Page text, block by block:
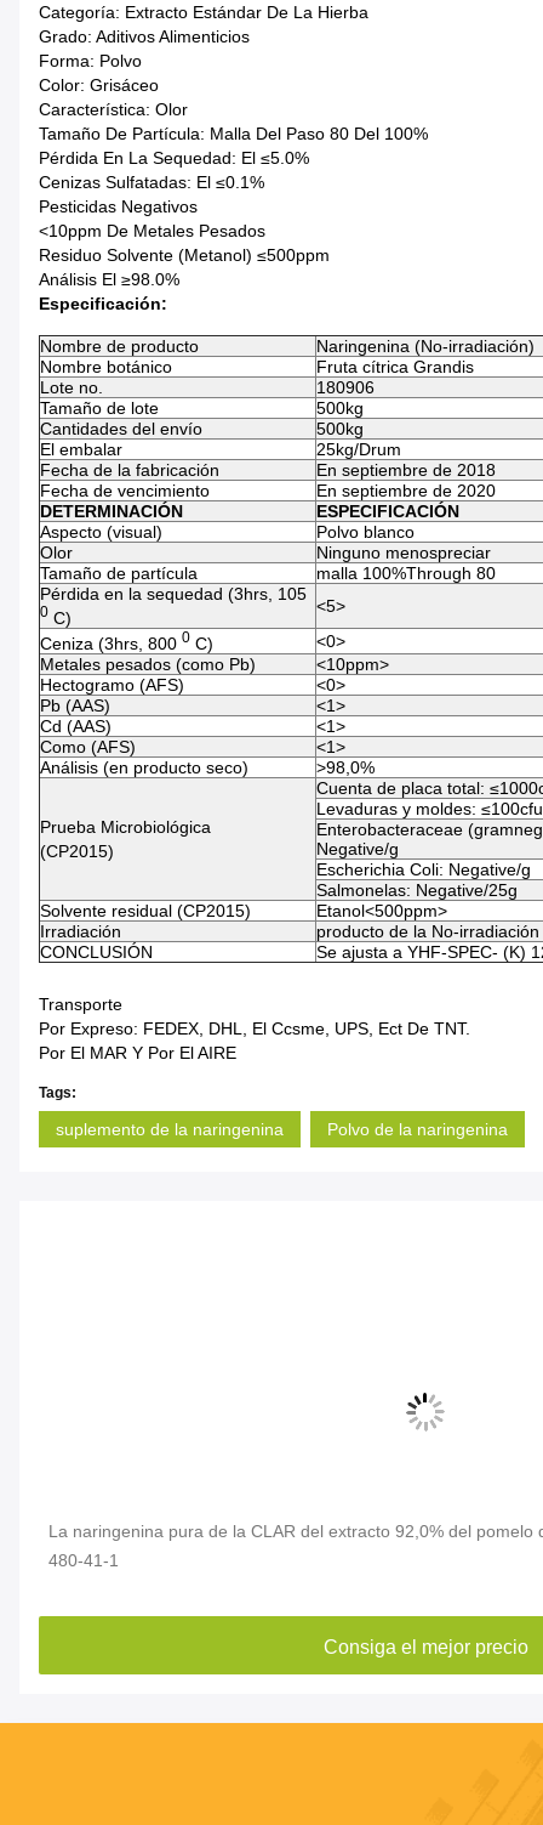
Categoría: Extracto Estándar De La Hierba
Grado: Aditivos Alimenticios
Forma: Polvo
Color: Grisáceo
Característica: Olor
Tamaño De Partícula: Malla Del Paso 80 Del 100%
Pérdida En La Sequedad: El ≤5.0%
Cenizas Sulfatadas: El ≤0.1%
Pesticidas Negativos
<10ppm De Metales Pesados
Residuo Solvente (metanol) ≤500ppm
Análisis El ≥98.0%
Especificación:
Nombre de producto
Naringenina (No-irradiación)
Nombre botánico
Fruta cítrica Grandis
Lote no.
180906
Tamaño de lote
500kg
Cantidades del envío
500kg
El embalar
25kg/Drum
Fecha de la fabricación
En septiembre de 2018
Fecha de vencimiento
En septiembre de 2020
DETERMINACIÓN
ESPECIFICACIÓN
Aspecto (visual)
Polvo blanco
Olor
Ninguno menospreciar
Tamaño de partícula
malla 100%Through 80
Pérdida en la sequedad (3hrs, 105
0 C)
<5>
Ceniza (3hrs, 800 0 C)
<0>
Metales pesados (como Pb)
<10ppm>
Hectogramo (AFS)
<0>
Pb (AAS)
<1>
Cd (AAS)
<1>
Como (AFS)
<1>
Análisis (en producto seco)
>98,0%
Prueba Microbiológica
(CP2015)
Cuenta de placa total:
Levaduras y moldes:
Enterobacteraceae
Negative/g
Escherichia Coli: Negative/g
Salmonelas: Negative/25g
Solvente residual (CP2015)
Etanol<500ppm>
Irradiación
producto de la No-irradiación
CONCLUSIÓN
Se ajusta a YHF-SPEC- (K)
Transporte
Por Expreso: FEDEX, DHL, El Ccsme, UPS, Ect De TNT.
Por El MAR Y Por El AIRE
Tags:
suplemento de la naringenina Polvo de la naringenina
La naringenina pura de la CLAR del extracto 92,0% del pomelo
480-41-1
Consiga el mejor precio